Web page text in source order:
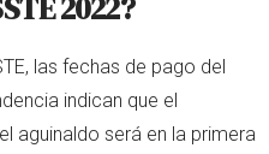
2022?
las fechas de pago del
indican que el
aguinaldo será en la primera